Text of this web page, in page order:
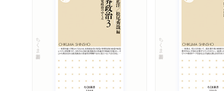
ちくま新書 ちくま新書